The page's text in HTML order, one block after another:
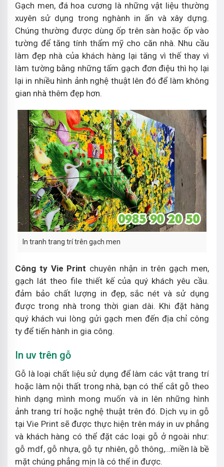
Gạch men, đá hoa cương là những vật liệu thường
xuyên sử dụng trong nghành in ấn và xây dựng.
Chúng thường được dùng ốp trên sàn hoặc ốp vào
tường để tăng tính thẩm mỹ cho căn nhà. Nhu cầu
làm đẹp nhà của khách hàng lại tăng vì thế thay vì
làm tường bằng những tấm gạch đơn điệu thì họ lại
lại in nhiều hình ảnh nghệ thuật lên đó để làm không
gian nhà thêm đẹp hơn.
In tranh trang trí trên gạch men
Công ty Vie Print chuyên nhận in trên gạch men,
gạch lát theo file thiết kế của quý khách yêu cầu.
đảm bảo chất lượng in đẹp, sắc nét và sử dụng
được trong nhà trong thời gian dài. Khi đặt hàng
quý khách vui lòng gửi gạch men đến địa chỉ công
ty để tiến hành in gia công.
In uv trên gỗ
Gỗ là loại chất liệu sử dụng để làm các vật trang trí
hoặc làm nội thất trong nhà, bạn có thể cắt gỗ theo
hình dạng mình mong muốn và in lên những hình
ảnh trang trí hoặc nghệ thuật trên đó. Dịch vụ in gỗ
tại Vie Print sẽ được thực hiện trên máy in uv phẳng
và khách hàng có thể đặt các loại gỗ ở ngoài như:
gỗ mdf, gỗ nhựa, gỗ tự nhiên, gỗ thông,…miền là bề
mặt chúng phẳng mịn là có thể in được.